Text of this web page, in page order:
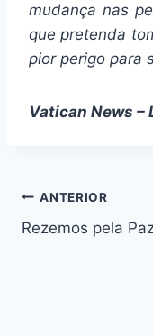
mudança nas
que pretenda
pior perigo para
Vatican News –
Navegação
de
ANTERIOR
Rezemos pela